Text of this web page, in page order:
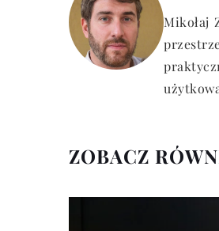
Mikołaj
ZOBACZ